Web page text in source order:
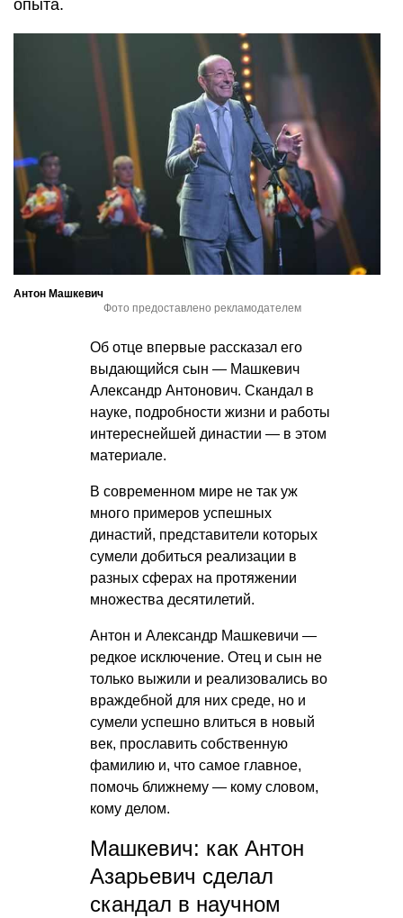
опыта.
Антон Машкевич
Фото предоставлено рекламодателем
Об отце впервые рассказал его
выдающийся сын — Машкевич
Александр Антонович. Скандал в
науке, подробности жизни и работы
интереснейшей династии — в этом
материале.
В современном мире не так уж
много примеров успешных
династий, представители которых
сумели добиться реализации в
разных сферах на протяжении
множества десятилетий.
Антон и Александр Машкевичи —
редкое исключение. Отец и сын не
только выжили и реализовались во
враждебной для них среде, но и
сумели успешно влиться в новый
век, прославить собственную
фамилию и, что самое главное,
помочь ближнему — кому словом,
кому делом.
Машкевич: как Антон
Азарьевич сделал
скандал в научном